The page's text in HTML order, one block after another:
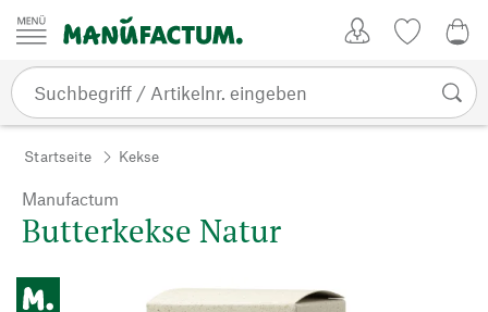
Zum Inhalt springen
Startseite Kekse
Manufactum
Butterkekse Natur